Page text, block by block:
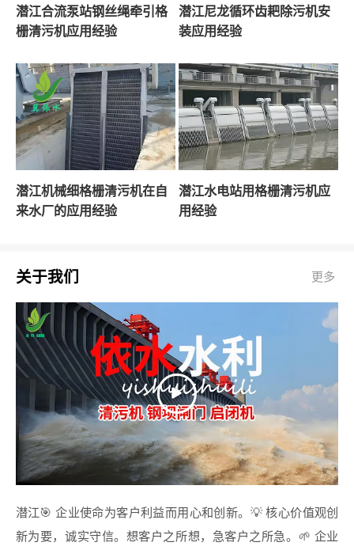
潜江合流泵站钢丝绳牵引格
栅清污机应用经验
潜江尼龙循环齿耙除污机安
装应用经验
潜江机械细格栅清污机在自
来水厂的应用经验
潜江水电站用格栅清污机应
用经验
关于我们 更多
潜江🎯 企业使命为客户利益而用心和创新。💡 核心价值观创
新为要，诚实守信。想客户之所想，急客户之所急。🌱 企业